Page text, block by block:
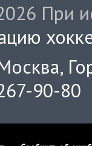
При
90-80